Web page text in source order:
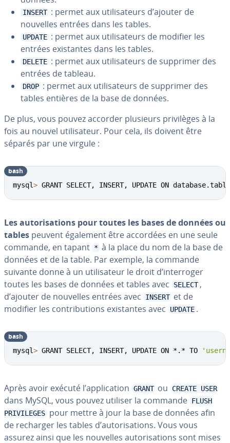
INSERT : permet aux uti­li­sa­teurs d’ajouter de
nouvelles entrées dans les tables.
UPDATE : permet aux uti­li­sa­teurs de modifier les
entrées exis­tantes dans les tables.
DELETE : permet aux uti­li­sa­teurs de supprimer des
entrées de tableau.
DROP : permet aux uti­li­sa­teurs de supprimer des
tables entières de la base de données.
De plus, vous pouvez accorder plusieurs pri­vi­lèges à la
fois au nouvel uti­li­sa­teur. Pour cela, ils doivent être
séparés par une virgule :
mysql> GRANT SELECT, INSERT, UPDATE ON
bash
Les au­to­ri­sa­tions pour toutes les bases de données ou
tables peuvent également être accordées en une seule
commande, en tapant * à la place du nom de la base de
données et de la table. Par exemple, la commande
suivante donne à un uti­li­sa­teur le droit d’in­ter­ro­ger
toutes les bases de données et tables avec
SELECT ,
d’ajouter de nouvelles entrées avec
INSERT et de
modifier les con­tri­bu­tions exis­tantes avec
UPDATE .
mysql> GRANT SELECT, INSERT, UPDATE ON *.* TO
bash
Après avoir exécuté l’ap­pli­ca­tion GRANT ou CREATE USER
dans MySQL, vous pouvez utiliser la commande FLUSH
PRIVILEGES pour mettre à jour la base de données afin
de recharger les tables d’au­to­ri­sa­tions. Vous vous
assurez ainsi que les nouvelles au­to­ri­sa­tions sont mises